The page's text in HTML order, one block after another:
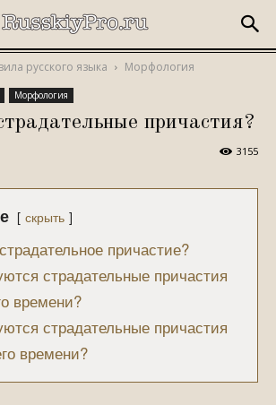
русского языка Морфология
Морфология
причастия?
3155
скрыть
причастие?
страдательные причастия
времени?
страдательные причастия
времени?